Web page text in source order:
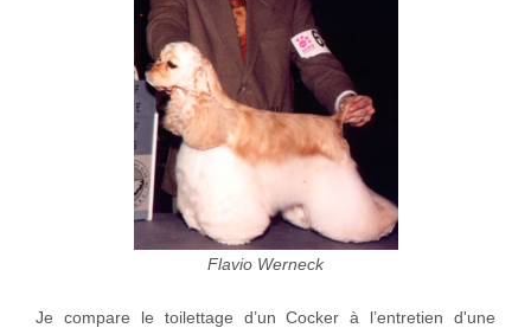
Flavio Werneck
Je compare le toilettage d’un Cocker à l’entretien d'une